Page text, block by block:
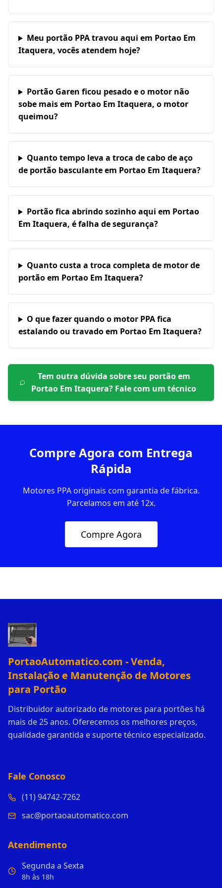
Meu portão PPA travou aqui em Portao Em
Itaquera, vocês atendem hoje?
Portão Garen ficou pesado e o motor não
sobe mais em Portao Em Itaquera, o motor
queimou?
Quanto tempo leva a troca de cabo de aço
de portão basculante em Portao Em Itaquera?
Portão fica abrindo sozinho aqui em Portao
Em Itaquera, é falha de segurança?
Quanto custa a troca completa de motor de
portão em Portao Em Itaquera?
O que fazer quando o motor PPA fica
estalando ou travado em Portao Em Itaquera?
Tem outra dúvida sobre seu portão em
Portao Em Itaquera? Fale com um técnico
Compre Agora com Entrega
Rápida
Motores PPA originais com garantia de fábrica.
Parcelamos em até 12x.
Compre Agora
PortaoAutomatico.com - Venda,
Instalação e Manutenção de Motores
para Portão
Distribuidor autorizado de motores para portões há
mais de 25 anos. Oferecemos os melhores preços,
qualidade garantida e suporte técnico especializado.
Fale Conosco
(11) 94742-7262
sac@portaoautomatico.com
Atendimento
Segunda a Sexta
8h às 18h